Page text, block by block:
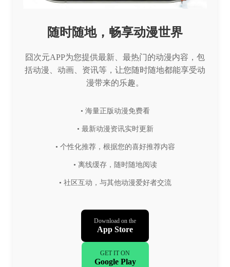
随时随地，畅享动漫世界
囧次元APP为您提供最新、最热门的动漫内容，包
括动漫、动画、资讯等，让您随时随地都能享受动
漫带来的乐趣。
• 海量正版动漫免费看
• 最新动漫资讯实时更新
• 个性化推荐，根据您的喜好推荐内容
• 离线缓存，随时随地阅读
• 社区互动，与其他动漫爱好者交流
Download on the
App Store
GET IT ON
Google Play